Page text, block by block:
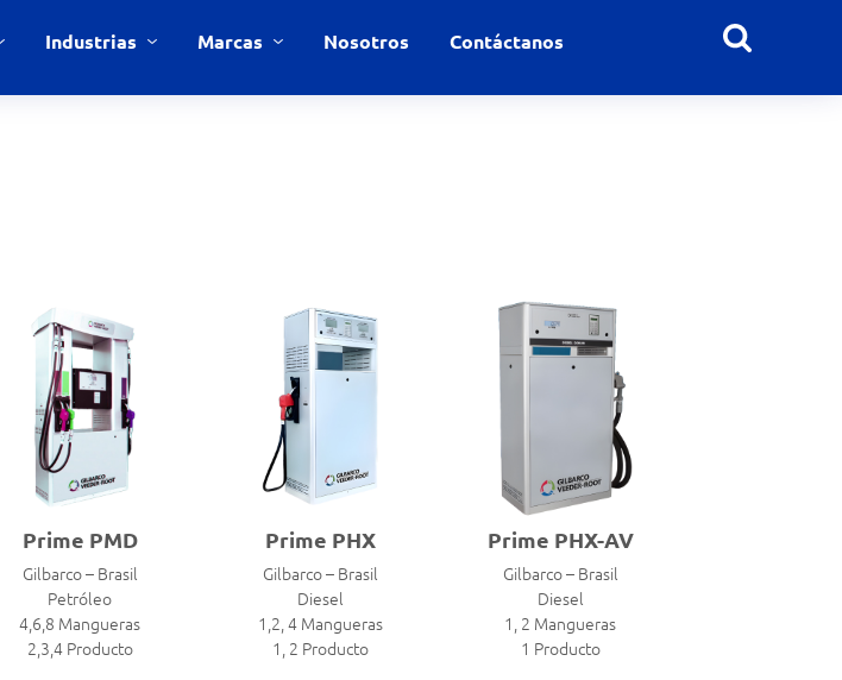
Industrias Marcas Nosotros Contáctanos
Prime PMD
Gilbarco – Brasil
Petróleo
4,6,8 Mangueras
2,3,4 Producto
Prime PHX
Gilbarco – Brasil
Diesel
1,2, 4 Mangueras
1, 2 Producto
Prime PHX-AV
Gilbarco – Brasil
Diesel
1, 2 Mangueras
1 Producto